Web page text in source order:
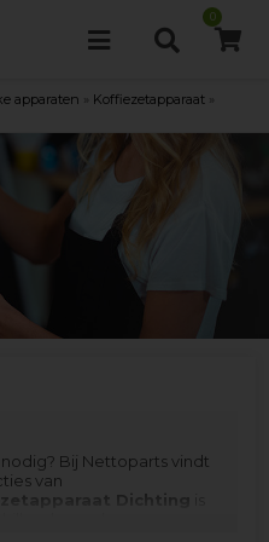
0
apparaten Koffiezetapparaat
Bij Nettoparts vindt
van
Dichting